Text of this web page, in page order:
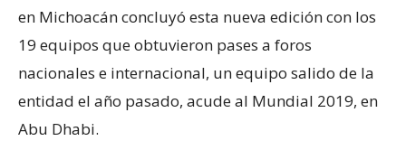
en Michoacán concluyó esta nueva edición con los
19 equipos que obtuvieron pases a foros
nacionales e internacional, un equipo salido de la
entidad el año pasado, acude al Mundial 2019, en
Abu Dhabi.